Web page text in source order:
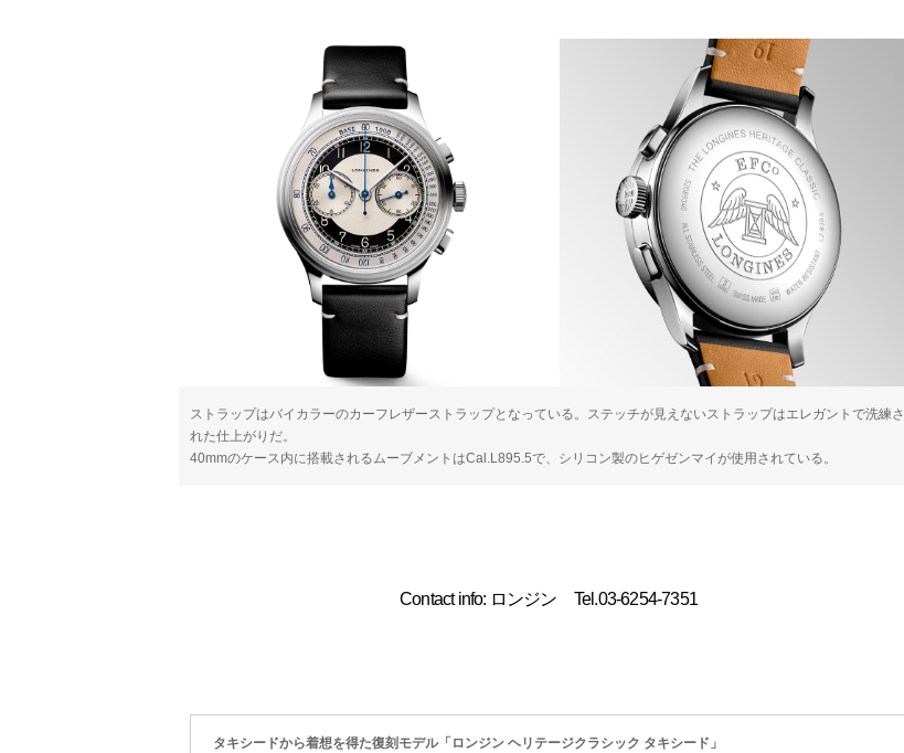
ストラップはバイカラーのカーフレザーストラップとなっている。ステッチが見えないストラップはエレガントで洗練さ
れた仕上がりだ。
40mmのケース内に搭載されるムーブメントはCal.L895.5で、シリコン製のヒゲゼンマイが使用されている。
Contact info: ロンジン Tel.03-6254-7351
タキシードから着想を得た復刻モデル「ロンジン ヘリテージクラシック タキシード」